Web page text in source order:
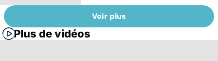
Voir plus
Plus de vidéos